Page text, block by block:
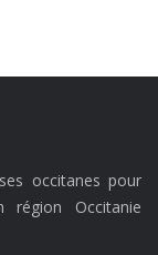
occitanes pour
Occitanie